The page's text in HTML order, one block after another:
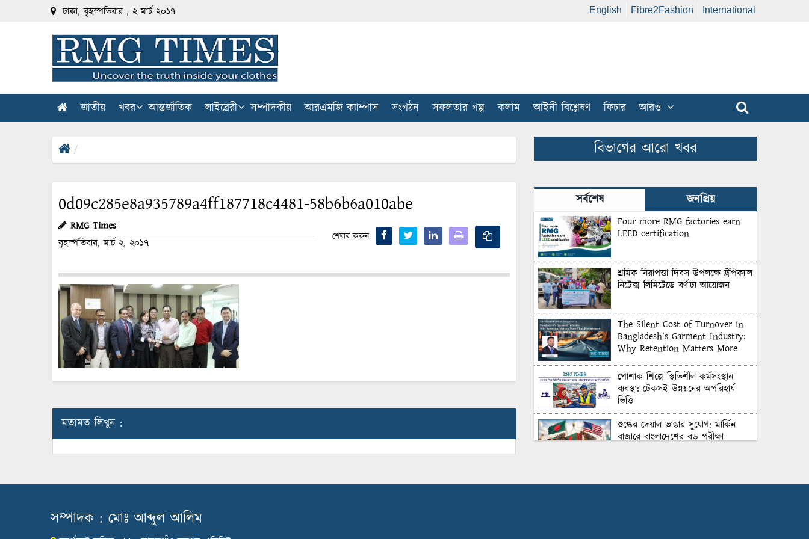
ঢাকা, বৃহস্পতিবার , ২ মার্চ ২০১৭ English Fibre2Fashion International
জাতীয় খবর আন্তর্জাতিক লাইব্রেরী সম্পাদকীয় আরএমজি ক্যাম্পাস সংগঠন সফলতার গল্প কলাম আইনী বিশ্লেষণ ফিচার আরও
0d09c285e8a935789a4ff187718c4481-58b6b6a010abe
RMG Times
বৃহস্পতিবার, মার্চ ২, ২০১৭
শেয়ার করুন
মতামত লিখুন :
বিভাগের আরো খবর
সর্বশেষ জনপ্রিয়
Four more RMG factories earn
LEED certification
শ্রমিক নিরাপত্তা দিবস উপলক্ষে ট্রপিক্যাল
নিটেক্স লিমিটেডে বর্ণাঢ্য আয়োজন
The Silent Cost of Turnover in
Bangladesh’s Garment Industry:
Why Retention Matters More
পোশাক শিল্পে স্থিতিশীল কর্মসংস্থান
ব্যবস্থা: টেকসই উন্নয়নের অপরিহার্য
ভিত্তি
শুল্কের দেয়াল ভাঙার সুযোগ: মার্কিন
বাজারে বাংলাদেশের বড় পরীক্ষা
Fashion Ltd. Rewards Best
সম্পাদক : মোঃ আব্দুল আলিম